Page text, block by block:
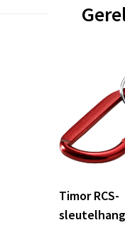
Timor RCS-